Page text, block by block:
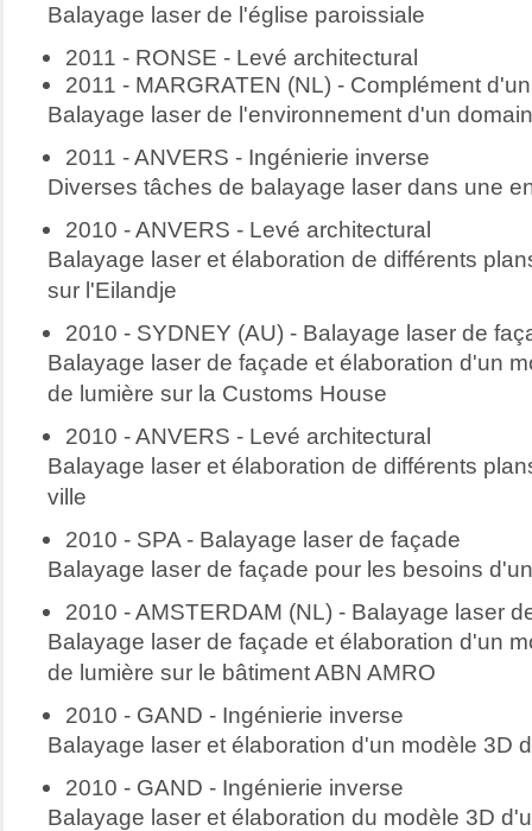
Balayage laser de l'église paroissiale
2011 - RONSE - Levé architectural
2011 - MARGRATEN (NL) - Complément
Balayage laser de l'environnement d'un
2011 - ANVERS - Ingénierie inverse
Diverses tâches de balayage laser dans une
2010 - ANVERS - Levé architectural
Balayage laser et élaboration de différents
sur l'Eilandje
2010 - SYDNEY (AU) - Balayage laser de
Balayage laser de façade et élaboration d'un
de lumière sur la Customs House
2010 - ANVERS - Levé architectural
Balayage laser et élaboration de différents
ville
2010 - SPA - Balayage laser de façade
Balayage laser de façade pour les besoins
2010 - AMSTERDAM (NL) - Balayage laser
Balayage laser de façade et élaboration d'un
de lumière sur le bâtiment ABN AMRO
2010 - GAND - Ingénierie inverse
Balayage laser et élaboration d'un modèle 3D
2010 - GAND - Ingénierie inverse
Balayage laser et élaboration du modèle 3D